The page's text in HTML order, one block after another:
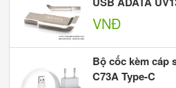
VNĐ
Bộ cốc kèm cáp
C73A Type-C